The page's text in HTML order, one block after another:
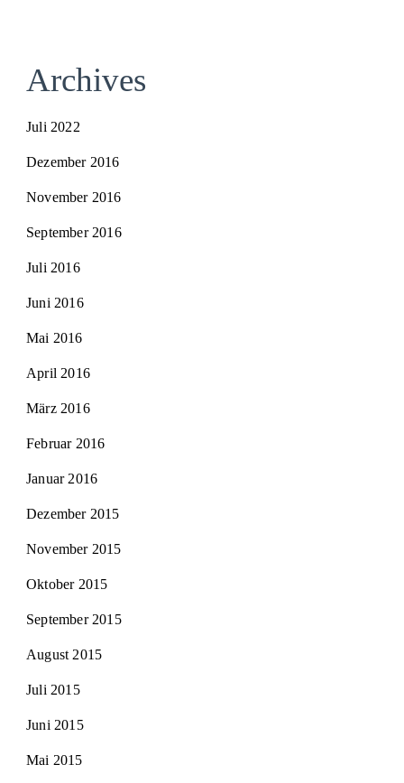
Archives
Juli 2022
Dezember 2016
November 2016
September 2016
Juli 2016
Juni 2016
Mai 2016
April 2016
März 2016
Februar 2016
Januar 2016
Dezember 2015
November 2015
Oktober 2015
September 2015
August 2015
Juli 2015
Juni 2015
Mai 2015